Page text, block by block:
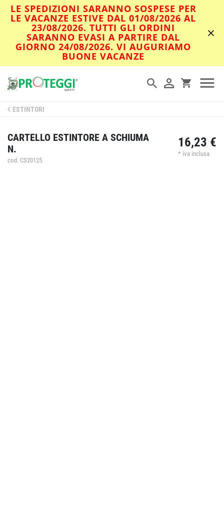
LE SPEDIZIONI SARANNO SOSPESE PER
LE VACANZE ESTIVE DAL 01/08/2026 AL
23/08/2026. TUTTI GLI ORDINI
SARANNO EVASI A PARTIRE DAL
GIORNO 24/08/2026. VI AUGURIAMO
BUONE VACANZE
ESTINTORI
CARTELLO ESTINTORE A SCHIUMA
N.
cod. CS20125
16,23 €
* iva inclusa